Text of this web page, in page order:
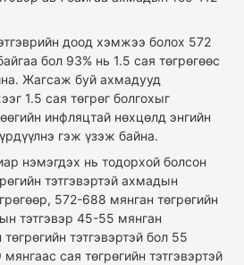
доод хэмжээ болох 572
бол 93% нь 1.5 сая төгрөгөөс
Жагсаж буй ахмадууд
1.5 сая төгрөг болгохыг
инфляцтай нөхцөлд энгийн
гэж үзэж байна.
нэмэгдэх нь тодорхой болсон
тэтгэвэртэй ахмадын
572-688 мянган төгрөгийн
тэтгэвэр 45-55 мянган
тэтгэвэртэй бол 55
сая төгрөгийн тэтгэвэртэй